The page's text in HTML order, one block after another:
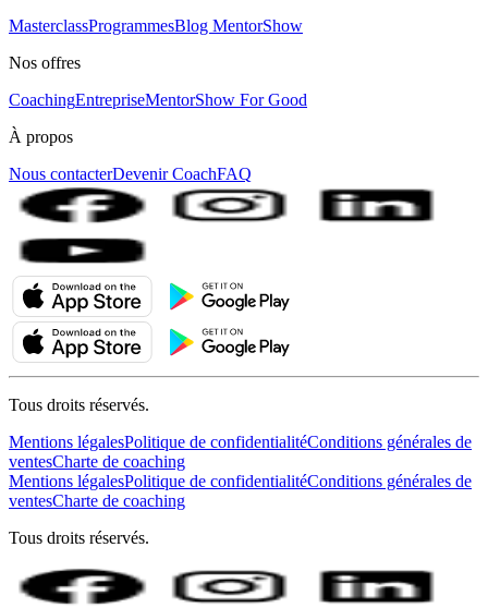
MasterclassProgrammesBlog MentorShow
Nos offres
CoachingEntrepriseMentorShow For Good
À propos
Nous contacterDevenir CoachFAQ
Tous droits réservés.
Mentions légalesPolitique de confidentialitéConditions générales de
ventesCharte de coaching
Mentions légalesPolitique de confidentialitéConditions générales de
ventesCharte de coaching
Tous droits réservés.